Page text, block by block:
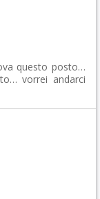
questo posto…
vorrei andarci